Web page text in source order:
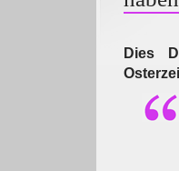
Dies